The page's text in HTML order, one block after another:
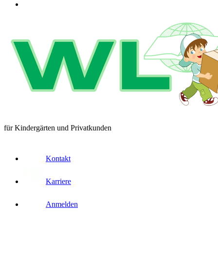
für Kindergärten und Privatkunden
Kontakt
Karriere
Anmelden